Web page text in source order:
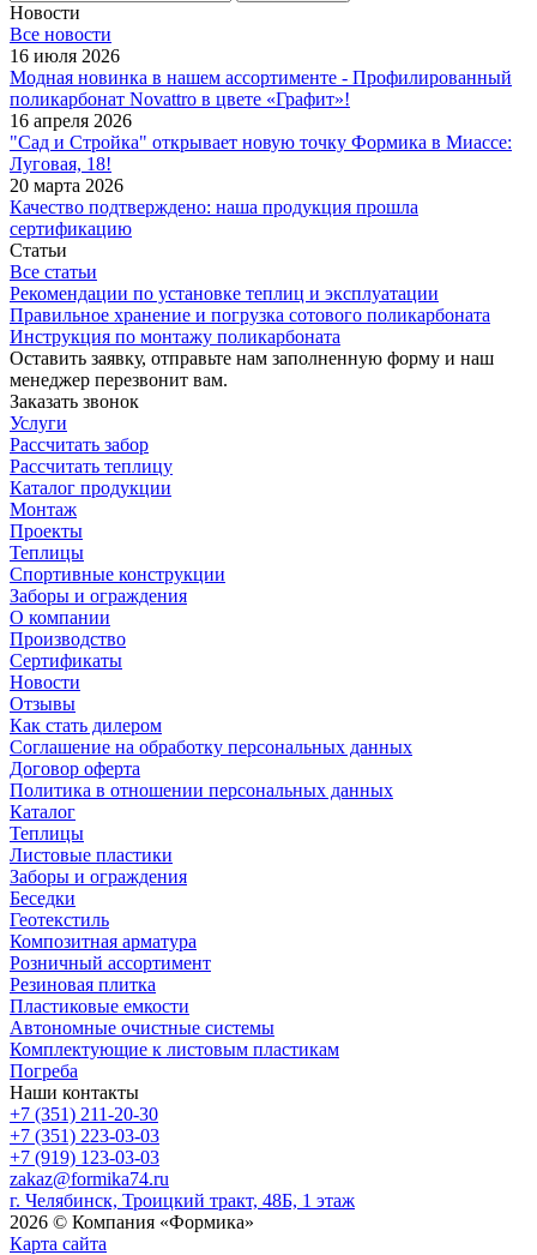
Новости
Все новости
16 июля 2026
Модная новинка в нашем ассортименте - Профилированный
поликарбонат Novattro в цвете «Графит»!
16 апреля 2026
"Сад и Стройка" открывает новую точку Формика в Миассе:
Луговая, 18!
20 марта 2026
Качество подтверждено: наша продукция прошла
сертификацию
Статьи
Все статьи
Рекомендации по установке теплиц и эксплуатации
Правильное хранение и погрузка сотового поликарбоната
Инструкция по монтажу поликарбоната
Оставить заявку, отправьте нам заполненную форму и наш
менеджер перезвонит вам.
Заказать звонок
Услуги
Рассчитать забор
Рассчитать теплицу
Каталог продукции
Монтаж
Проекты
Теплицы
Спортивные конструкции
Заборы и ограждения
О компании
Производство
Сертификаты
Новости
Отзывы
Как стать дилером
Соглашение на обработку персональных данных
Договор оферта
Политика в отношении персональных данных
Каталог
Теплицы
Листовые пластики
Заборы и ограждения
Беседки
Геотекстиль
Композитная арматура
Розничный ассортимент
Резиновая плитка
Пластиковые емкости
Автономные очистные системы
Комплектующие к листовым пластикам
Погреба
Наши контакты
+7 (351) 211-20-30
+7 (351) 223-03-03
+7 (919) 123-03-03
zakaz@formika74.ru
г. Челябинск, Троицкий тракт, 48Б, 1 этаж
2026 © Компания «Формика»
Карта сайта